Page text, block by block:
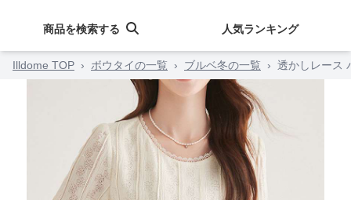
商品を検索する 人気ランキング
Illdome TOP › ボウタイの一覧 › ブルベ冬の一覧 › 透かしレース